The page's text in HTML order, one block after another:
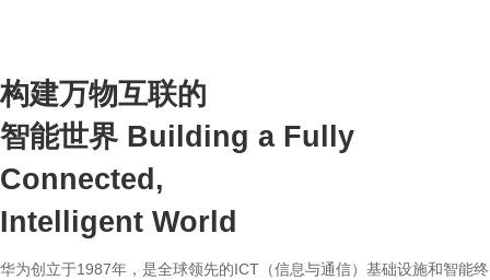
构建万物互联的
智能世界 Building a Fully
Connected,
Intelligent World
华为创立于1987年，是全球领先的ICT（信息与通信）基础设施和智能终